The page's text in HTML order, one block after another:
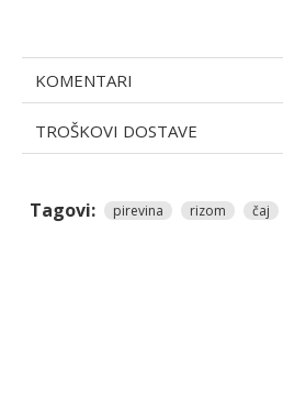
KOMENTARI
TROŠKOVI DOSTAVE
Tagovi: pirevina rizom čaj